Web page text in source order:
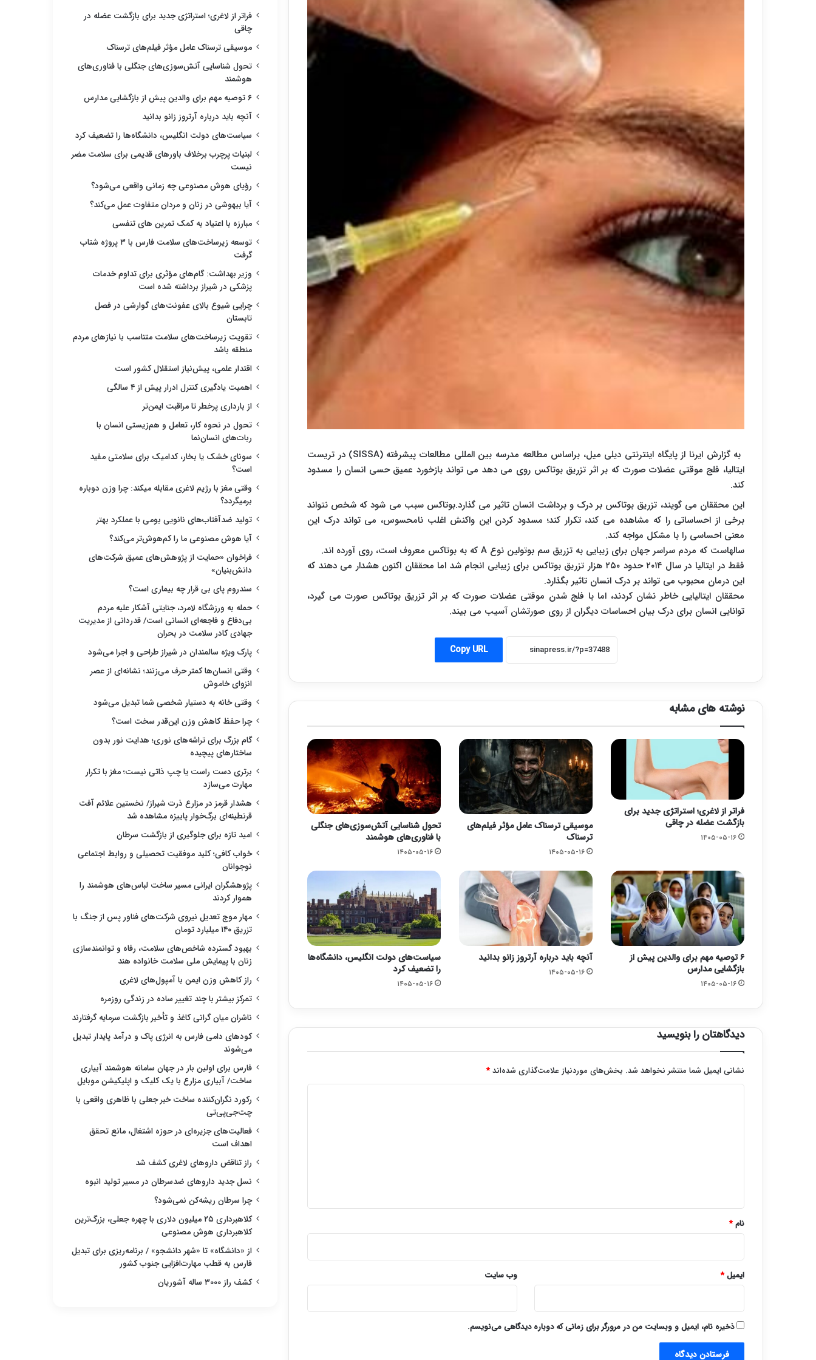
به گزارش ایرنا از پایگاه اینترنتی دیلی میل، براساس مطالعه مدرسه بین المللی مطالعات پیشرفته (SISSA) در تریست
ایتالیا، فلج موقتی عضلات صورت که بر اثر تزریق بوتاکس روی می دهد می تواند بازخورد عمیق حسی انسان را مسدود
کند.
این محققان می گویند، تزریق بوتاکس بر درک و برداشت انسان تاثیر می گذارد.بوتاکس سبب می شود که شخص نتواند
برخی از احساساتی را که مشاهده می کند، تکرار کند؛ مسدود کردن این واکنش اغلب نامحسوس، می تواند درک این
معنی احساسی را با مشکل مواجه کند.
سالهاست که مردم سراسر جهان برای زیبایی به تزریق سم بوتولین نوع A که به بوتاکس معروف است، روی آورده اند.
فقط در ایتالیا در سال ۲۰۱۴ حدود ۲۵۰ هزار تزریق بوتاکس برای زیبایی انجام شد اما محققان اکنون هشدار می دهند که
این درمان محبوب می تواند بر درک انسان تاثیر بگذارد.
محققان ایتالیایی خاطر نشان کردند، اما با فلج شدن موقتی عضلات صورت که بر اثر تزریق بوتاکس صورت می گیرد،
توانایی انسان برای درک بیان احساسات دیگران از روی صورتشان آسیب می بیند.
Copy URL
نوشته های مشابه
فراتر از لاغری؛ استراتژی جدید برای
بازگشت عضله در چاقی
۱۴۰۵-۰۵-۱۶
موسیقی ترسناک عامل مؤثر فیلم‌های
ترسناک
۱۴۰۵-۰۵-۱۶
تحول شناسایی آتش‌سوزی‌های جنگلی
با فناوری‌های هوشمند
۱۴۰۵-۰۵-۱۶
۶ توصیه مهم برای والدین پیش از
بازگشایی مدارس
۱۴۰۵-۰۵-۱۶
آنچه باید درباره آرتروز زانو بدانید
۱۴۰۵-۰۵-۱۶
سیاست‌های دولت انگلیس، دانشگاه‌ها
را تضعیف کرد
۱۴۰۵-۰۵-۱۶
دیدگاهتان را بنویسید
نشانی ایمیل شما منتشر نخواهد شد. بخش‌های موردنیاز علامت‌گذاری شده‌اند*
نام*
ایمیل* وب‌ سایت
ذخیره نام، ایمیل و وبسایت من در مرورگر برای زمانی که دوباره دیدگاهی می‌نویسم.
فراتر از لاغری؛ استراتژی جدید برای بازگشت عضله در
چاقی
موسیقی ترسناک عامل مؤثر فیلم‌های ترسناک
تحول شناسایی آتش‌سوزی‌های جنگلی با فناوری‌های
هوشمند
۶ توصیه مهم برای والدین پیش از بازگشایی مدارس
آنچه باید درباره آرتروز زانو بدانید
سیاست‌های دولت انگلیس، دانشگاه‌ها را تضعیف کرد
لبنیات پرچرب برخلاف باورهای قدیمی برای سلامت مضر
نیست
رؤیای هوش مصنوعی چه زمانی واقعی می‌شود؟
آیا بیهوشی در زنان و مردان متفاوت عمل می‌کند؟
مبارزه با اعتیاد به کمک تمرین های تنفسی
توسعه زیرساخت‌های سلامت فارس با ۳ پروژه شتاب
گرفت
وزیر بهداشت: گام‌های مؤثری برای تداوم خدمات
پزشکی در شیراز برداشته شده است
چرایی شیوع بالای عفونت‌های گوارشی در فصل
تابستان
تقویت زیرساخت‌های سلامت متناسب با نیازهای مردم
منطقه باشد
اقتدار علمی، پیش‌نیاز استقلال کشور است
اهمیت یادگیری کنترل ادرار پیش از ۴ سالگی
از بارداری پرخطر تا مراقبت ایمن‌تر
تحول در نحوه کار، تعامل و هم‌زیستی انسان با
ربات‌های انسان‌نما
سونای خشک یا بخار، کدامیک برای سلامتی مفید
است؟
وقتی مغز با رژیم لاغری مقابله میکند: چرا وزن دوباره
برمیگردد؟
تولید ضدآفتاب‌های نانویی بومی با عملکرد بهتر
آیا هوش مصنوعی ما را کم‌هوش‌تر می‌کند؟
فراخوان «حمایت از پژوهش‌های عمیق شرکت‌های
دانش‌بنیان»
سندروم پای بی قرار چه بیماری است؟
حمله به ورزشگاه لامرد، جنایتی آشکار علیه مردم
بی‌دفاع و فاجعه‌ای انسانی است/ قدردانی از مدیریت
جهادی کادر سلامت در بحران
پارک ویژه سالمندان در شیراز طراحی و اجرا می‌شود
وقتی انسان‌ها کمتر حرف می‌زنند؛ نشانه‌ای از عصر
انزوای خاموش
وقتی خانه به دستیار شخصی شما تبدیل می‌شود
چرا حفظ کاهش وزن این‌قدر سخت است؟
گام بزرگ برای تراشه‌های نوری؛ هدایت نور بدون
ساختارهای پیچیده
برتری دست راست یا چپ ذاتی نیست؛ مغز با تکرار
مهارت می‌سازد
هشدار قرمز در مزارع ذرت شیراز/ نخستین علائم آفت
قرنطینه‌ای برگ‌خوار پاییزه مشاهده شد
امید تازه برای جلوگیری از بازگشت سرطان
خواب کافی؛ کلید موفقیت تحصیلی و روابط اجتماعی
نوجوانان
پژوهشگران ایرانی مسیر ساخت لباس‌های هوشمند را
هموار کردند
مهار موج تعدیل نیروی شرکت‌های فناور پس از جنگ با
تزریق ۱۴۰ میلیارد تومان
بهبود گسترده شاخص‌های سلامت، رفاه و توانمندسازی
زنان با پیمایش ملی سلامت خانواده هند
راز کاهش وزن ایمن با آمپول‌های لاغری
تمرکز بیشتر با چند تغییر ساده در زندگی روزمره
ناشران میان گرانی کاغذ و تأخیر بازگشت سرمایه گرفتارند
کودهای دامی فارس به انرژی پاک و درآمد پایدار تبدیل
می‌شوند
فارس برای اولین بار در جهان سامانه هوشمند آبیاری
ساخت/ آبیاری مزارع با یک کلیک و اپلیکیشن موبایل
رکورد نگران‌کننده ساخت خبر جعلی با ظاهری واقعی با
چت‌جی‌پی‌تی
فعالیت‌های جزیره‌ای در حوزه اشتغال، مانع تحقق
اهداف است
راز تناقض داروهای لاغری کشف شد
نسل جدید داروهای ضدسرطان در مسیر تولید انبوه
چرا سرطان ریشه‌کن نمی‌شود؟
کلاهبرداری ۲۵ میلیون دلاری با چهره جعلی، بزرگ‌ترین
کلاهبرداری هوش مصنوعی
از «دانشگاه» تا «شهر دانشجو» / برنامه‌ریزی برای تبدیل
فارس به قطب مهارت‌افزایی جنوب کشور
کشف راز ۳۰۰۰ ساله آشوریان